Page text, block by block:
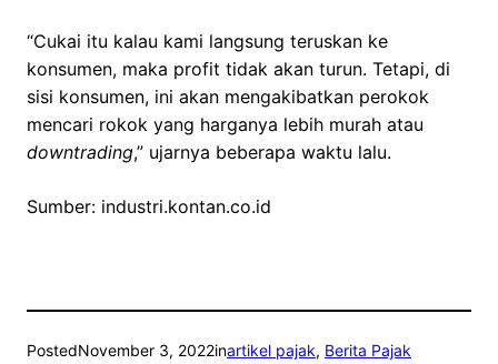
“Cukai itu kalau kami langsung teruskan ke
konsumen, maka profit tidak akan turun. Tetapi, di
sisi konsumen, ini akan mengakibatkan perokok
mencari rokok yang harganya lebih murah atau
downtrading,” ujarnya beberapa waktu lalu.
Sumber: industri.kontan.co.id
PostedNovember 3, 2022inartikel pajak, Berita Pajak